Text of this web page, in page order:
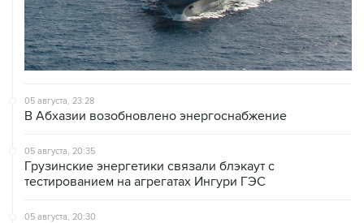
05 августа, 23:28
В Абхазии возобновлено энергоснабжение
05 августа, 20:35
Грузинские энергетики связали блэкаут с
тестированием на агрегатах Ингури ГЭС
05 августа, 20:30